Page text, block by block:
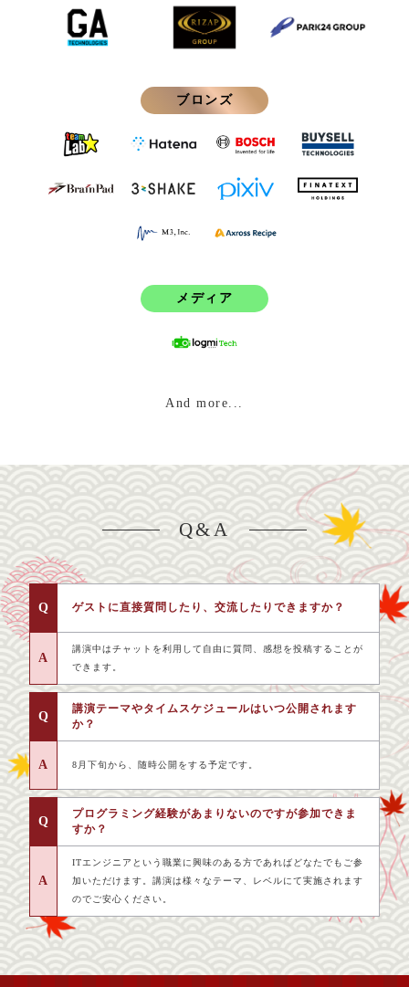
ブロンズ
メディア
And more...
Q&A
Q ゲストに直接質問したり、交流したりできますか？
A
講演中はチャットを利用して自由に質問、感想を投稿することが
できます。
Q
講演テーマやタイムスケジュールはいつ公開されます
か？
A 8月下旬から、随時公開をする予定です。
Q
プログラミング経験があまりないのですが参加できま
すか？
A
ITエンジニアという職業に興味のある方であればどなたでもご参
加いただけます。講演は様々なテーマ、レベルにて実施されます
のでご安心ください。